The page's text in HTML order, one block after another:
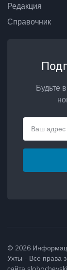
Редакция
Справочник
Будьте
© 2026
Ухты - Все права